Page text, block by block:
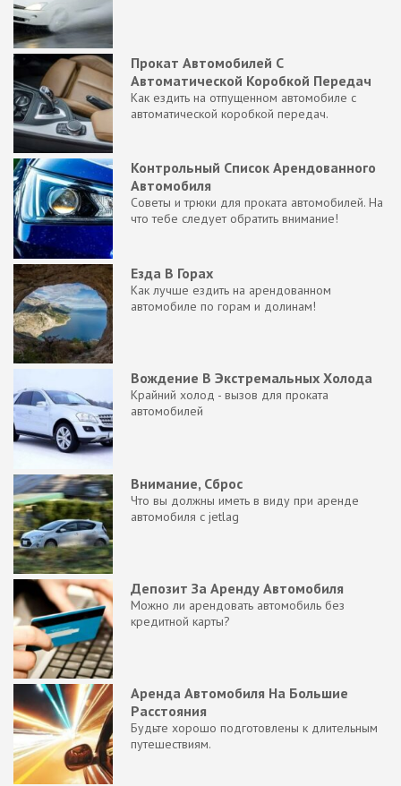
Прокат Автомобилей С
Автоматической Коробкой Передач
Как ездить на отпущенном автомобиле с
автоматической коробкой передач.
Контрольный Список Арендованного
Автомобиля
Советы и трюки для проката автомобилей. На
что тебе следует обратить внимание!
Езда В Горах
Как лучше ездить на арендованном
автомобиле по горам и долинам!
Вождение В Экстремальных Холода
Крайний холод - вызов для проката
автомобилей
Внимание, Сброс
Что вы должны иметь в виду при аренде
автомобиля с jetlag
Депозит За Аренду Автомобиля
Можно ли арендовать автомобиль без
кредитной карты?
Аренда Автомобиля На Большие
Расстояния
Будьте хорошо подготовлены к длительным
путешествиям.